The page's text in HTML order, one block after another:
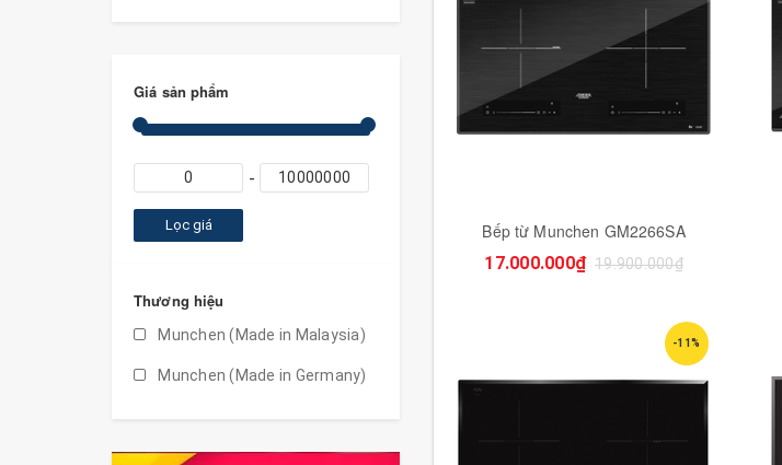
Giá sản phẩm
Lọc giá
Thương hiệu
Munchen (Made in Malaysia)
Munchen (Made in Germany)
Bếp từ Munchen GM2266SA
17.000.000₫ 19.900.000₫
-11%